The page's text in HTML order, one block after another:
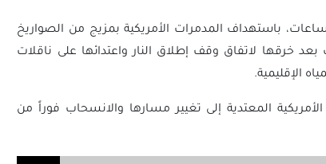
باستهداف المدمرات الأمريكية بمزيج من الصواريخ
بعد خرقها لاتفاق وقف إطلاق النار واعتدائها على ناقلات
الإقليمية.
المعتدية إلى تغيير مسارها والانسحاب فوراً من